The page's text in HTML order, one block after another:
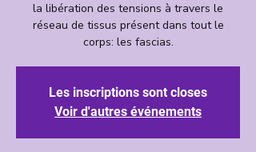
la libération des tensions à travers le
réseau de tissus présent dans tout le
corps: les fascias.
Les inscriptions sont closes
Voir d'autres événements